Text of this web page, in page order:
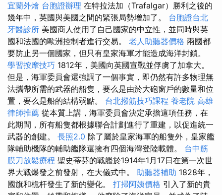
宜蘭外燴 台胞證辦理 在特拉法加（Trafalgar）勝利之後的
幾年中，英國與美國之間的緊張局勢增加了。 台胞證台北
牙醫診所 美國商人使用了自己國家的中立性，並同時與英
國和法國的歐洲控制者進行交易。 老人助聽器價格 兩國都
要防止另一個國家，但只有皇家海軍才能造成海洋封鎖。
學習按摩技巧 1812年，美國向英國宣戰並俘虜了加拿大。
但是，海軍委員會還強調了一個事實，即仍然有許多物理無
法攜帶所需的武器的船隻，要么是由於大砲窗戶的數量和位
置，要么是船的結構弱點。 台北撥筋技巧課程 養老院 高雄
律師推薦 從本質上講，海軍委員會決定承擔這項任務，在
此期間，所有船隻都根據聯合計劃進行了重建，以促進統一
武器的創建。 長照2.0 除了屬於皇家海軍的船隻外，皇家艦
隊輔助機隊的輔助艦隊還擁有四個海灣登陸載體。 台中筋
膜刀放鬆療程 聖史蒂芬的戰艦於1914年1月17日在第一次世
界大戰爆發之前發射，在大儀式中。 助聽器補助 1828年，
國旗和桅杆發生了新的變化。 打掃阿姨價格 引入了新的貴